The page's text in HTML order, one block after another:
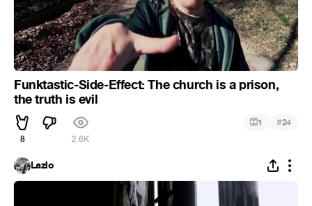
Funktastic-Side-Effect: The church is a prison,
the truth is evil
8 2.6K
1 #24
Lazlo